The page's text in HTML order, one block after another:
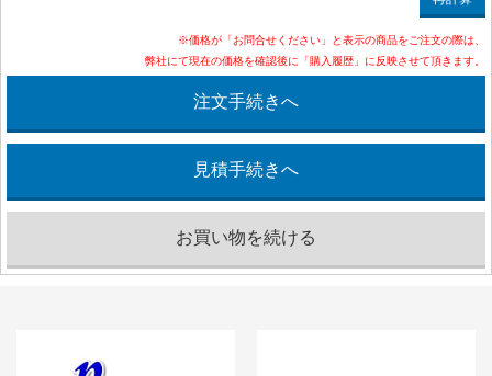
※価格が「お問合せください」と表示の商品をご注文の際は、
弊社にて現在の価格を確認後に「購入履歴」に反映させて頂きます。